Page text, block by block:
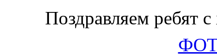
Поздравляем ребят